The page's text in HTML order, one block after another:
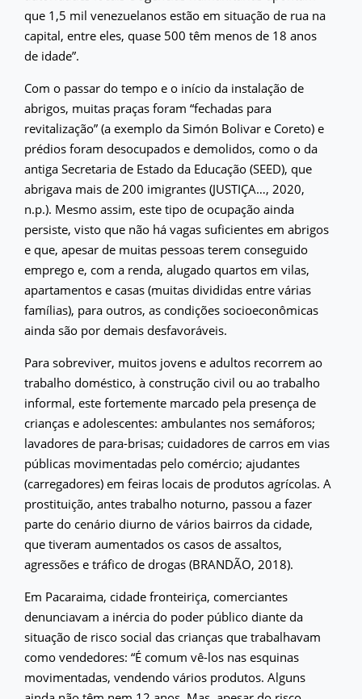
que 1,5 mil venezuelanos estão em situação de rua na
capital, entre eles, quase 500 têm menos de 18 anos
de idade”.
Com o passar do tempo e o início da instalação de
abrigos, muitas praças foram “fechadas para
revitalização” (a exemplo da Simón Bolivar e Coreto) e
prédios foram desocupados e demolidos, como o da
antiga Secretaria de Estado da Educação (SEED), que
abrigava mais de 200 imigrantes (JUSTIÇA…, 2020,
n.p.). Mesmo assim, este tipo de ocupação ainda
persiste, visto que não há vagas suficientes em abrigos
e que, apesar de muitas pessoas terem conseguido
emprego e, com a renda, alugado quartos em vilas,
apartamentos e casas (muitas divididas entre várias
famílias), para outros, as condições socioeconômicas
ainda são por demais desfavoráveis.
Para sobreviver, muitos jovens e adultos recorrem ao
trabalho doméstico, à construção civil ou ao trabalho
informal, este fortemente marcado pela presença de
crianças e adolescentes: ambulantes nos semáforos;
lavadores de para-brisas; cuidadores de carros em vias
públicas movimentadas pelo comércio; ajudantes
(carregadores) em feiras locais de produtos agrícolas. A
prostituição, antes trabalho noturno, passou a fazer
parte do cenário diurno de vários bairros da cidade,
que tiveram aumentados os casos de assaltos,
agressões e tráfico de drogas (BRANDÃO, 2018).
Em Pacaraima, cidade fronteiriça, comerciantes
denunciavam a inércia do poder público diante da
situação de risco social das crianças que trabalhavam
como vendedores: “É comum vê-los nas esquinas
movimentadas, vendendo vários produtos. Alguns